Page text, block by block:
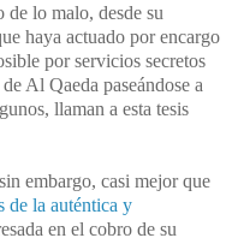
lo malo, desde su
haya actuado por encargo
por servicios secretos
Al Qaeda paseándose a
llaman a esta tesis
embargo, casi mejor que
de la auténtica y
en el cobro de su